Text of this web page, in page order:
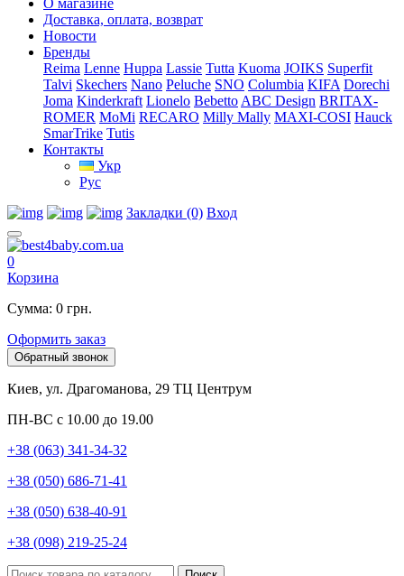
О магазине
Доставка, оплата, возврат
Новости
Бренды
Reima Lenne Huppa Lassie Tutta Kuoma JOIKS Superfit
Talvi Skechers Nano Peluche SNO Columbia KIFA Dorechi
Joma Kinderkraft Lionelo Bebetto ABC Design BRITAX-
ROMER MoMi RECARO Milly Mally MAXI-COSI Hauck
SmarTrike Tutis
Контакты
Укр
Рус
Закладки (0) Вход
0
Корзина
Сумма: 0 грн.
Оформить заказ
Обратный звонок
Киев, ул. Драгоманова, 29 ТЦ Центрум
ПН-ВС с 10.00 до 19.00
+38 (063) 341-34-32
+38 (050) 686-71-41
+38 (050) 638-40-91
+38 (098) 219-25-24